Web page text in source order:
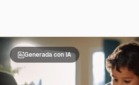
Generada con IA